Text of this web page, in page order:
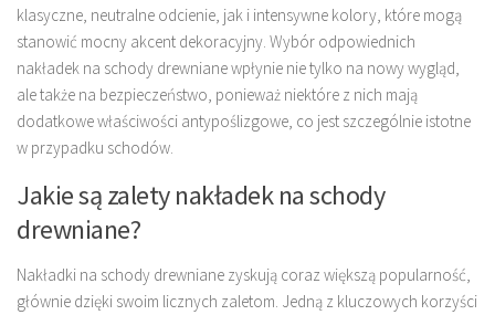
klasyczne, neutralne odcienie, jak i intensywne kolory, które mogą
stanowić mocny akcent dekoracyjny. Wybór odpowiednich
nakładek na schody drewniane wpłynie nie tylko na nowy wygląd,
ale także na bezpieczeństwo, ponieważ niektóre z nich mają
dodatkowe właściwości antypoślizgowe, co jest szczególnie istotne
w przypadku schodów.
Jakie są zalety nakładek na schody
drewniane?
Nakładki na schody drewniane zyskują coraz większą popularność,
głównie dzięki swoim licznych zaletom. Jedną z kluczowych korzyści